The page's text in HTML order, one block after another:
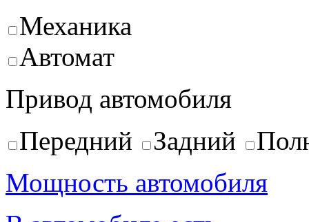
Механика
Автомат
Привод автомобиля
Передний
Задний
Мощность автомобиля